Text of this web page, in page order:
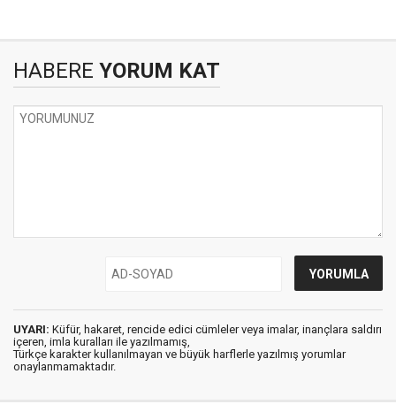
HABERE YORUM KAT
UYARI: Küfür, hakaret, rencide edici cümleler veya imalar, inançlara saldırı
içeren, imla kuralları ile yazılmamış,
Türkçe karakter kullanılmayan ve büyük harflerle yazılmış yorumlar
onaylanmamaktadır.